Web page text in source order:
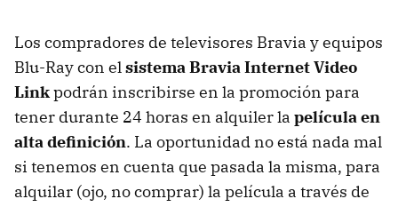
Los compradores de televisores Bravia y equipos
Blu-Ray con elsistema Bravia Internet Video
Linkpodrán inscribirse en la promoción para
tener durante 24 horas en alquiler la película en
alta definición. La oportunidad no está nada mal
si tenemos en cuenta que pasada la misma, para
alquilar (ojo, no comprar) la película a través de